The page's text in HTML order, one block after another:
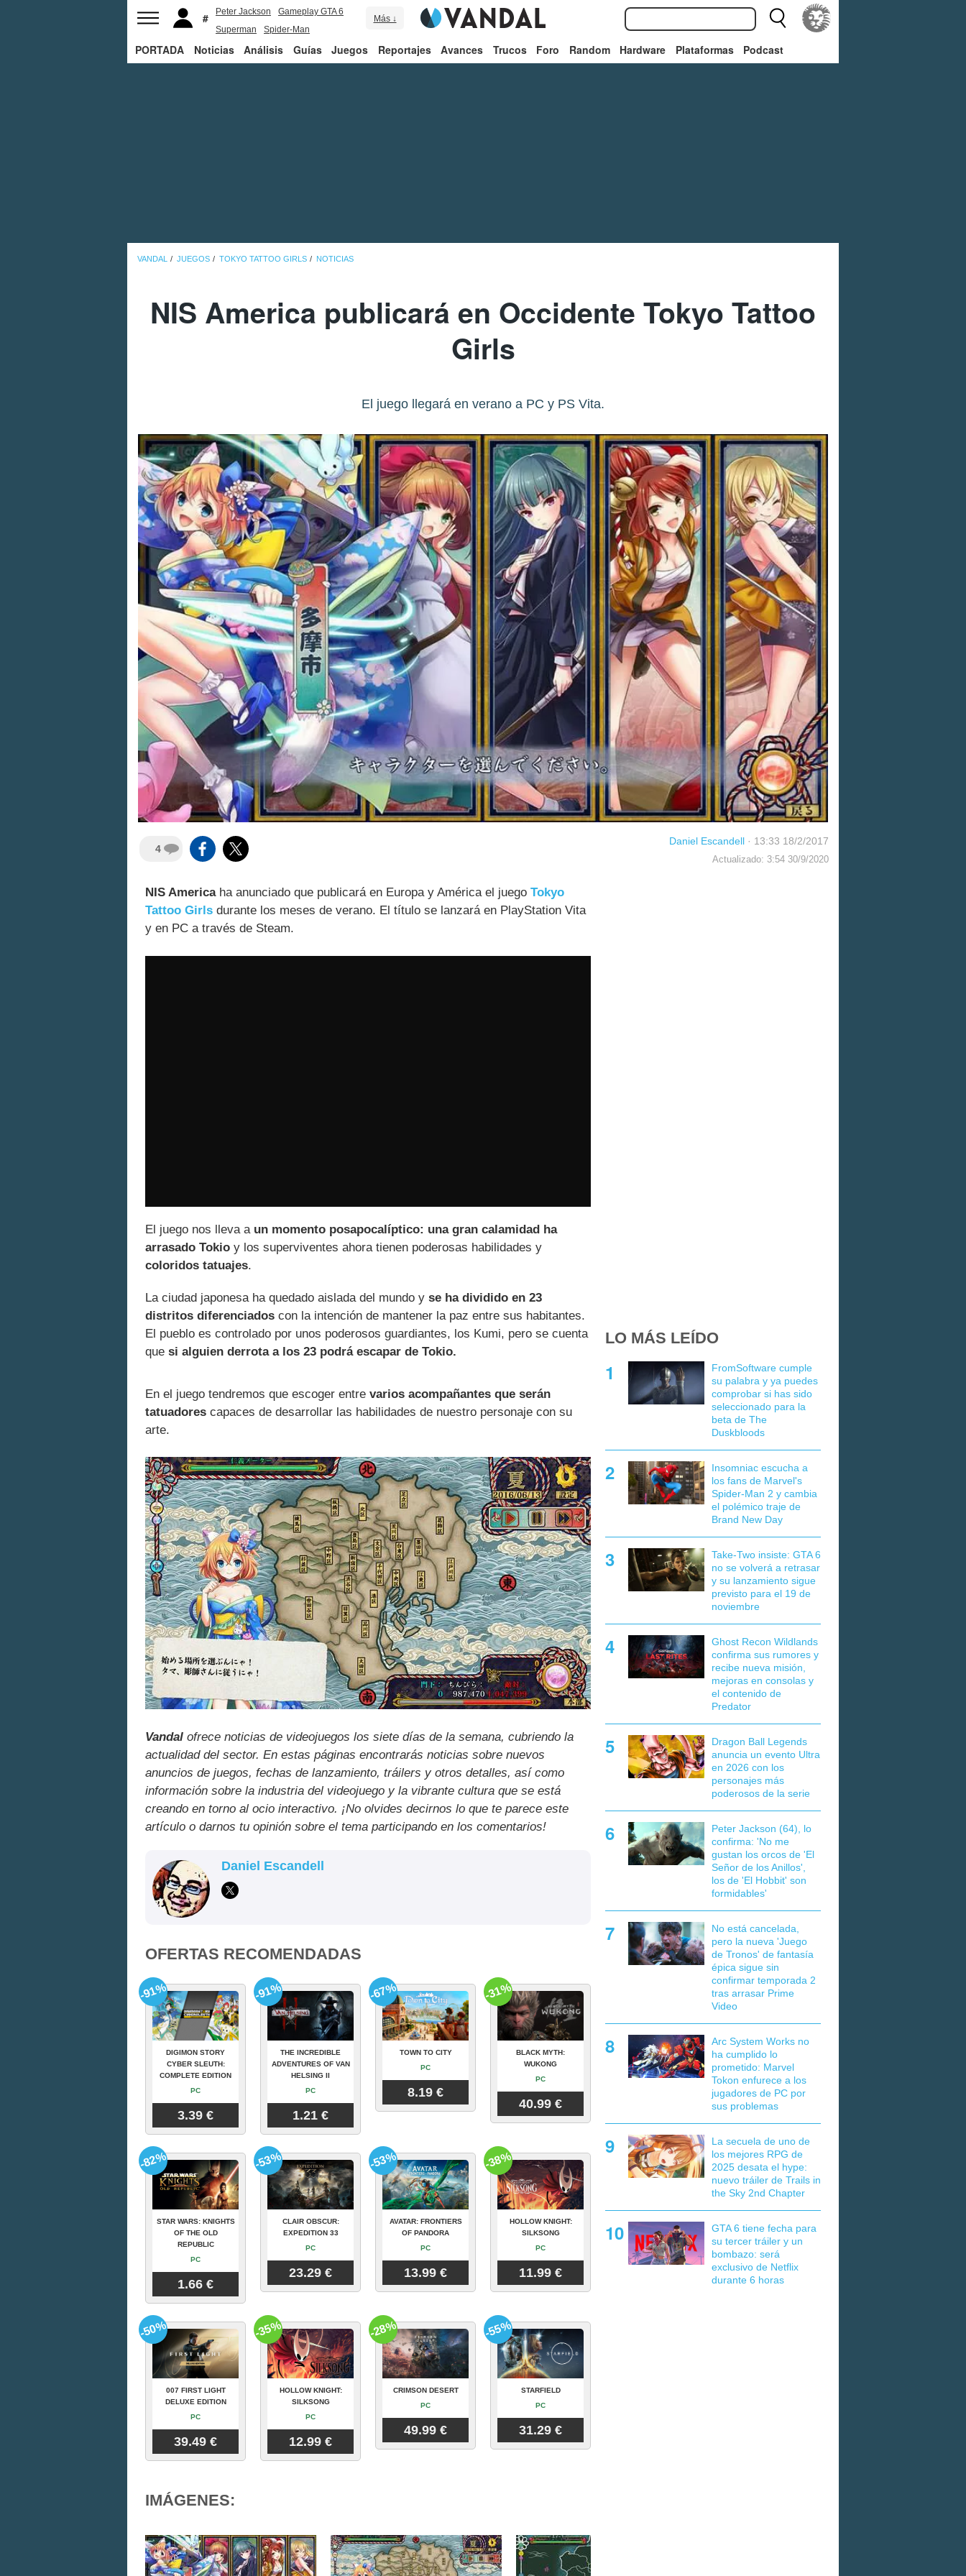
Peter Jackson
Gameplay GTA 6
Superman
Spider-Man
Más ↓
PORTADA Noticias Análisis Guías Juegos Reportajes Avances Trucos Foro Random Hardware Plataformas Podcast
VANDAL JUEGOS TOKYO TATTOO GIRLS NOTICIAS
NIS America publicará en Occidente Tokyo Tattoo
Girls
El juego llegará en verano a PC y PS Vita.
4
Daniel Escandell · 13:33 18/2/2017
Actualizado: 3:54 30/9/2020
NIS Americaha anunciado que publicará en Europa y América el juego Tokyo
Tattoo Girls durante los meses de verano. El título se lanzará en PlayStation Vita
y en PC a través de Steam.
El juego nos lleva a un momento posapocalíptico: una gran calamidad ha
arrasado Tokio y los superviventes ahora tienen poderosas habilidades y
coloridos tatuajes.
La ciudad japonesa ha quedado aislada del mundo y se ha dividido en 23
distritos diferenciados con la intención de mantener la paz entre sus habitantes.
El pueblo es controlado por unos poderosos guardiantes, los Kumi, pero se cuenta
que si alguien derrota a los 23 podrá escapar de Tokio.
En el juego tendremos que escoger entre varios acompañantes que serán
tatuadores capaces de desarrollar las habilidades de nuestro personaje con su
arte.
Vandal ofrece noticias de videojuegos los siete días de la semana, cubriendo la
actualidad del sector. En estas páginas encontrarás noticias sobre nuevos
anuncios de juegos, fechas de lanzamiento, tráilers y otros detalles, así como
información sobre la industria del videojuego y la vibrante cultura que se está
creando en torno al ocio interactivo. ¡No olvides decirnos lo que te parece este
artículo o darnos tu opinión sobre el tema participando en los comentarios!
Daniel Escandell
OFERTAS RECOMENDADAS
DIGIMON STORY
CYBER SLEUTH:
COMPLETE EDITION
PC
3.39 €
-91%
THE INCREDIBLE
ADVENTURES OF VAN
HELSING II
PC
1.21 €
-91%
TOWN TO CITY
PC
8.19 €
-67%
BLACK MYTH:
WUKONG
PC
40.99 €
-31%
STAR WARS: KNIGHTS
OF THE OLD
REPUBLIC
PC
1.66 €
-82%
CLAIR OBSCUR:
EXPEDITION 33
PC
23.29 €
-53%
AVATAR: FRONTIERS
OF PANDORA
PC
13.99 €
-53%
HOLLOW KNIGHT:
SILKSONG
PC
11.99 €
-38%
007 FIRST LIGHT
DELUXE EDITION
PC
39.49 €
-50%
HOLLOW KNIGHT:
SILKSONG
PC
12.99 €
-35%
CRIMSON DESERT
PC
49.99 €
-28%
STARFIELD
PC
31.29 €
-55%
IMÁGENES:
LO MÁS LEÍDO
FromSoftware cumple
su palabra y ya puedes
comprobar si has sido
seleccionado para la
beta de The
Duskbloods
Insomniac escucha a
los fans de Marvel's
Spider-Man 2 y cambia
el polémico traje de
Brand New Day
Take-Two insiste: GTA 6
no se volverá a retrasar
y su lanzamiento sigue
previsto para el 19 de
noviembre
Ghost Recon Wildlands
confirma sus rumores y
recibe nueva misión,
mejoras en consolas y
el contenido de
Predator
Dragon Ball Legends
anuncia un evento Ultra
en 2026 con los
personajes más
poderosos de la serie
Peter Jackson (64), lo
confirma: 'No me
gustan los orcos de 'El
Señor de los Anillos',
los de 'El Hobbit' son
formidables'
No está cancelada,
pero la nueva 'Juego
de Tronos' de fantasía
épica sigue sin
confirmar temporada 2
tras arrasar Prime
Video
Arc System Works no
ha cumplido lo
prometido: Marvel
Tokon enfurece a los
jugadores de PC por
sus problemas
La secuela de uno de
los mejores RPG de
2025 desata el hype:
nuevo tráiler de Trails in
the Sky 2nd Chapter
GTA 6 tiene fecha para
su tercer tráiler y un
bombazo: será
exclusivo de Netflix
durante 6 horas